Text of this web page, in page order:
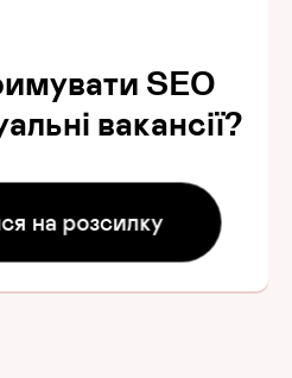
SEO
вакансії?
на розсилку